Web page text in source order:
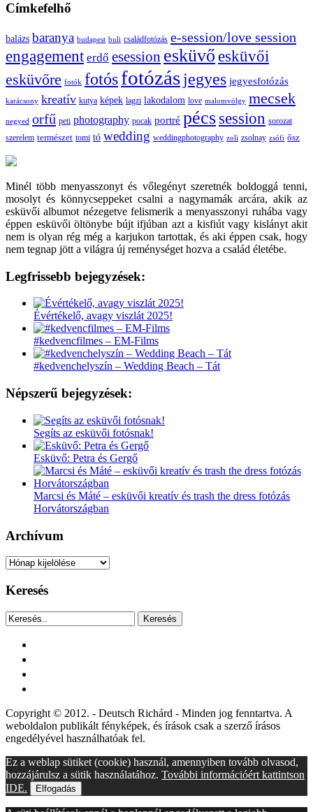
Címkefelhő
balázs baranya budapest buli családfotózás e-session/love session
engagement erdő esession esküvő esküvői
esküvőre fotók fotósfotózásjegyes jegyesfotózás
karácsony kreatív kutya képek lagzi lakodalom love malomvölgy mecsek
negyed orfű peti photography pocak portré pécssession sorozat
szerelem természet tomi tó wedding weddingphotography zoli zsolnay zsófi ősz
Minél több menyasszonyt és vőlegényt szeretnék boldoggá tenni,
mosolyt és könnycseppeket csalni a nagymamák arcára, akik az
esküvői albumot nézegetve felismerik a menyasszonyi ruhába vagy
éppen esküvői öltönybe bújt ifjúban azt a kisfiút vagy kislányt akit
nem is olyan rég még a karjukon tartottak, és aki éppen csak, hogy
nem tegnap jött a világra új reménységet hozva a család életébe.
Legfrissebb bejegyzések:
Évértékelő, avagy viszlát 2025!
#kedvencfilmes – EM-Films
#kedvenchelyszín – Wedding Beach – Tát
Népszerű bejegyzések:
Segíts az esküvői fotósnak!
Esküvő: Petra és Gergő
Marcsi és Máté – esküvői kreatív és trash the dress fotózás
Horvátországban
Archívum
Archívum
Keresés
Keresés
Copyright © 2012. - Deutsch Richárd - Minden jog fenntartva. A
weboldalon publikált fényképek, és írások csak a szerző írásos
engedélyével használhatóak fel.
Ez a weblap sütiket (cookie) használ, amennyiben tovább olvasod,
hozzájárulsz a sütik használatához. További információért kattintson
IDE.
Elfogadás